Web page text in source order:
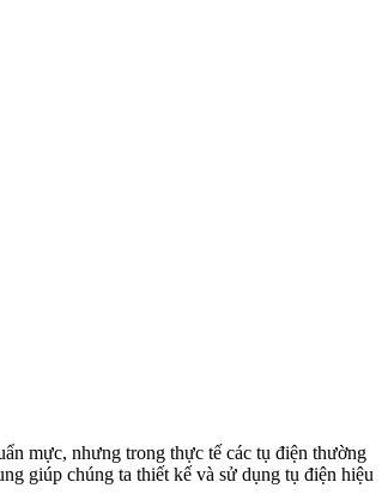
mực, nhưng trong thực tế các tụ điện thường
giúp chúng ta thiết kế và sử dụng tụ điện hiệu